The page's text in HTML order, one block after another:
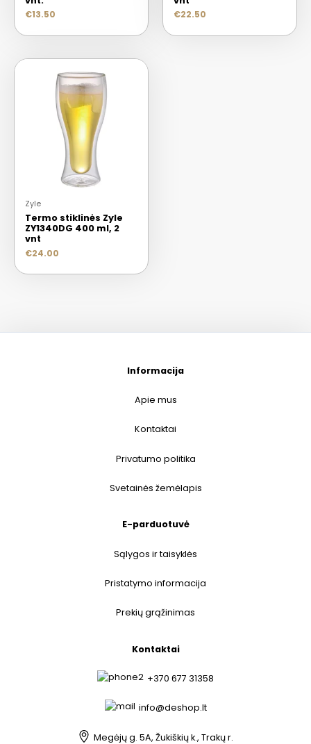
€13.50 €22.50
Zyle
Termo stiklinės Zyle
ZY1340DG 400 ml, 2
vnt
€24.00
Informacija
Apie mus
Kontaktai
Privatumo politika
Svetainės žemėlapis
E-parduotuvė
Sąlygos ir taisyklės
Pristatymo informacija
Prekių grąžinimas
Kontaktai
+370 677 31358
info@deshop.lt
Megėjų g. 5A, Žukiškių k., Trakų r.